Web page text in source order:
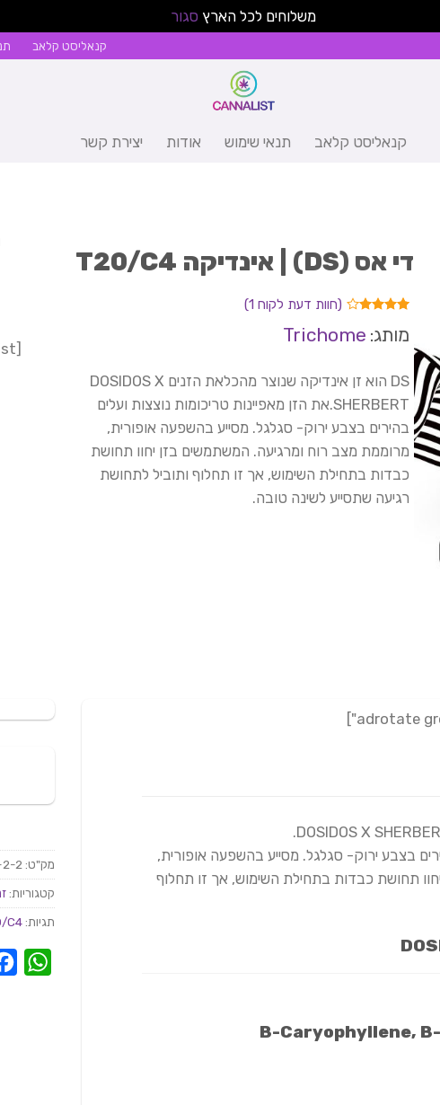
משלוחים לכל הארץ סגור
קנאליסט קלאב
קנאליסט קלאב תנאי שימוש אודות יצירת קשר
די אס (DS) | אינדיקה T20/C4
4.00
על
דירוגים
של
לקוחות
(חוות דעת לקוח 1
)
מותג: Trichome
DS הוא זן אינדיקה שנוצר מהכלאת הזנים DOSIDOS X
SHERBERT.את הזן מאפיינות טריכומות נוצצות ועלים
בהירים בצבע ירוק- סגלגל. מסייע בהשפעה אופורית,
מרוממת מצב רוח ומרגיעה. המשתמשים בזן יחוו תחושת
כבדות בתחילת השימוש, אך זו תחלוף ותוביל לתחושת
רגיעה שתסייע לשינה טובה.
[yith_wcwl_add_to_wishlist]
בצבע ירוק- סגלגל. מסייע בהשפעה אופורית,
תחושת כבדות בתחילת השימוש, אך זו תחלוף
B-Caryophyllene,
מק"ט:2-2
קטגוריות:
תגיות:C4